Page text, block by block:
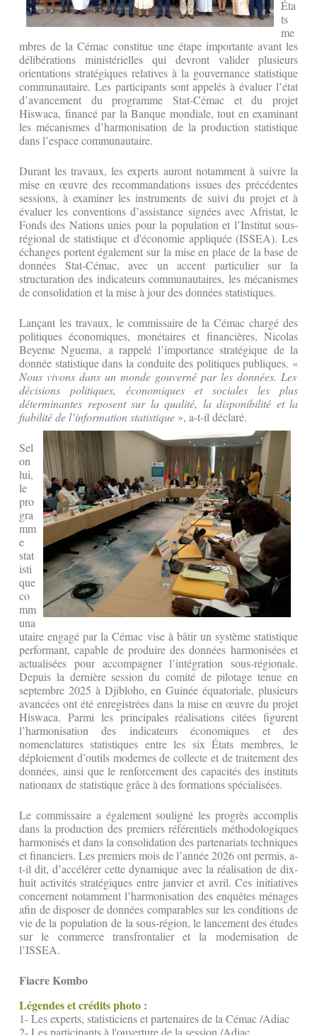
Éta
ts
me
mbres de la Cémac constitue une étape importante avant les
délibérations ministérielles qui devront valider plusieurs
orientations stratégiques relatives à la gouvernance statistique
communautaire. Les participants sont appelés à évaluer l’état
d’avancement du programme Stat-Cémac et du projet
Hiswaca, financé par la Banque mondiale, tout en examinant
les mécanismes d’harmonisation de la production statistique
dans l’espace communautaire.
Durant les travaux, les experts auront notamment à suivre la
mise en œuvre des recommandations issues des précédentes
sessions, à examiner les instruments de suivi du projet et à
évaluer les conventions d’assistance signées avec Afristat, le
Fonds des Nations unies pour la population et l’Institut sous-
régional de statistique et d'économie appliquée (ISSEA). Les
échanges portent également sur la mise en place de la base de
données Stat-Cémac, avec un accent particulier sur la
structuration des indicateurs communautaires, les mécanismes
de consolidation et la mise à jour des données statistiques.
Lançant les travaux, le commissaire de la Cémac chargé des
politiques économiques, monétaires et financières, Nicolas
Beyeme Nguema, a rappelé l’importance stratégique de la
donnée statistique dans la conduite des politiques publiques. «
Nous vivons dans un monde gouverné par les données. Les
décisions politiques, économiques et sociales les plus
déterminantes reposent sur la qualité, la disponibilité et la
fiabilité de l’information statistique », a-t-il déclaré.
Sel
on
lui,
le
pro
gra
mm
e
stat
isti
que
co
mm
una
utaire engagé par la Cémac vise à bâtir un système statistique
performant, capable de produire des données harmonisées et
actualisées pour accompagner l’intégration sous-régionale.
Depuis la dernière session du comité de pilotage tenue en
septembre 2025 à Djibloho, en Guinée équatoriale, plusieurs
avancées ont été enregistrées dans la mise en œuvre du projet
Hiswaca. Parmi les principales réalisations citées figurent
l’harmonisation des indicateurs économiques et des
nomenclatures statistiques entre les six États membres, le
déploiement d’outils modernes de collecte et de traitement des
données, ainsi que le renforcement des capacités des instituts
nationaux de statistique grâce à des formations spécialisées.
Le commissaire a également souligné les progrès accomplis
dans la production des premiers référentiels méthodologiques
harmonisés et dans la consolidation des partenariats techniques
et financiers. Les premiers mois de l’année 2026 ont permis, a-
t-il dit, d’accélérer cette dynamique avec la réalisation de dix-
huit activités stratégiques entre janvier et avril. Ces initiatives
concernent notamment l’harmonisation des enquêtes ménages
afin de disposer de données comparables sur les conditions de
vie de la population de la sous-région, le lancement des études
sur le commerce transfrontalier et la modernisation de
l’ISSEA.
Fiacre Kombo
Légendes et crédits photo :
1- Les experts, statisticiens et partenaires de la Cémac /Adiac
2- Les participants à l'ouverture de la session /Adiac